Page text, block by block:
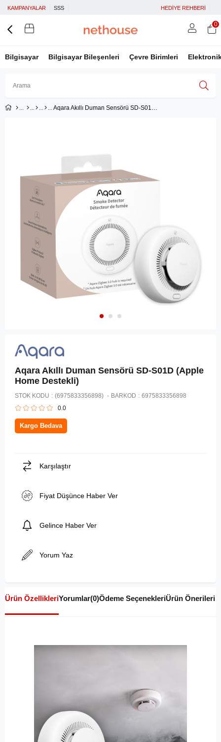
KAMPANYALAR SSS HEDİYE REHBERİ
Bilgisayar Bilgisayar Bileşenleri Çevre Birimleri
Üye Girişi
0
Aqara Akıllı Duman Sensörü SD-S01D (Apple Home Destekli)
Aqara Akıllı Duman Sensörü SD-S01D (Apple
Home Destekli)
STOK KODU (6975833356898) BARKOD : 6975833356898
0.0
Kargo Bedava
Karşılaştır
Fiyat Düşünce Haber Ver
Gelince Haber Ver
Yorum Yaz
Ürün ÖzellikleriYorumlar(0)Ödeme SeçenekleriÜrün Önerileri